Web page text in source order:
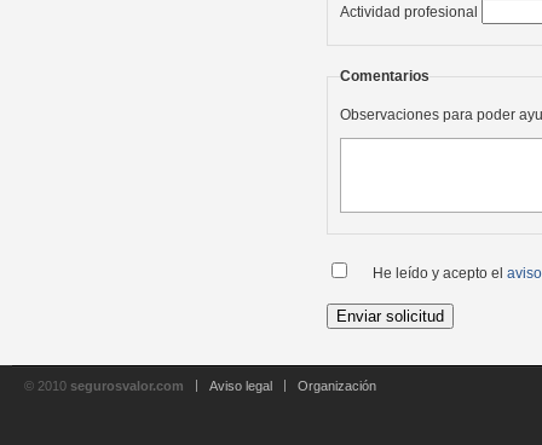
Actividad profesional
Comentarios
Observaciones para poder
He leído y acepto el
© 2010 segurosvalor.com Aviso legal Organización